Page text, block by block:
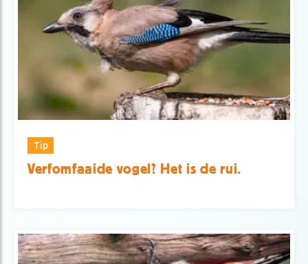
Tip
Verfomfaaide vogel? Het is de rui.